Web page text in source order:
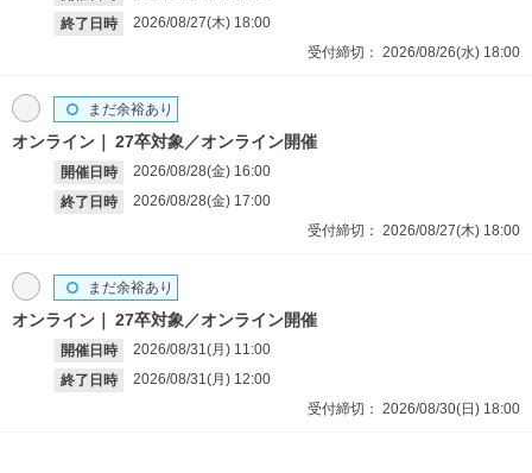
終了日時
2026/08/27(木) 18:00
受付締切： 2026/08/26(水) 18:00
オンライン 27卒対象／オンライン開催
開催日時 2026/08/28(金) 16:00
終了日時
2026/08/28(金) 17:00
まだ余裕あり
受付締切： 2026/08/27(木) 18:00
オンライン 27卒対象／オンライン開催
開催日時 2026/08/31(月) 11:00
終了日時
2026/08/31(月) 12:00
まだ余裕あり
受付締切： 2026/08/30(日) 18:00